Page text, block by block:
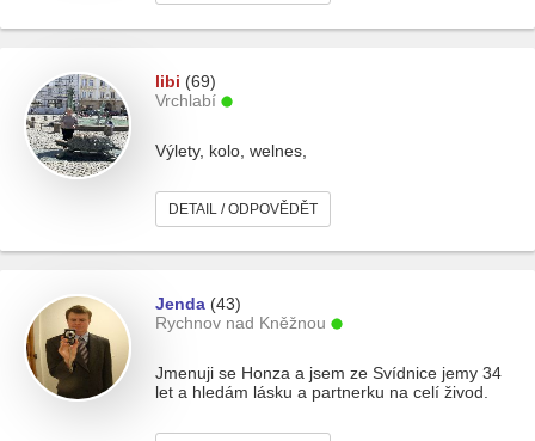
libi (69)
Vrchlabí
Výlety, kolo, welnes,
DETAIL / ODPOVĚDĚT
Jenda (43)
Rychnov nad Kněžnou
Jmenuji se Honza a jsem ze Svídnice jemy 34
let a hledám lásku a partnerku na celí živod.